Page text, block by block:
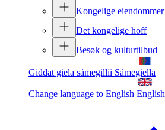
Kongelige eiendommer
Det kongelige hoff
Besøk og kulturtilbud
Giđđat giela sámegillii Sámegiella
Change language to English English